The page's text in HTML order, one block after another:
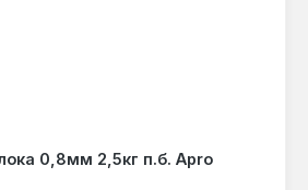
0,8мм 2,5кг п.б. Apro